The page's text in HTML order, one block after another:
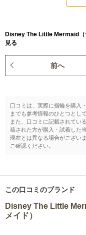
Disney The Little Mermaid（
見る
前へ
口コミは、実際に指輪を購入
までも参考情報のひとつとし
また、口コミに記載されてい
稿された方が購入・試着した
現在とは異なる場合がござい
ご確認ください。
この口コミのブランド
Disney The Little
メイド）